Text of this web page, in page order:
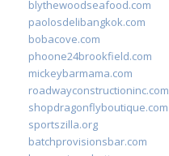
blythewoodseafood.com
paolosdelibangkok.com
bobacove.com
phoone24brookfield.com
mickeybarmama.com
roadwayconstructioninc.com
shopdragonflyboutique.com
sportszilla.org
batchprovisionsbar.com